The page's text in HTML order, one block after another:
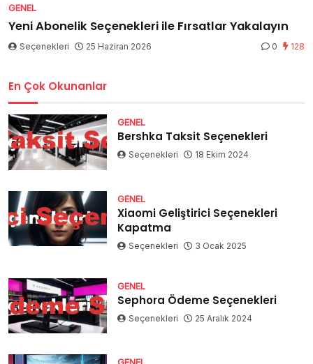
GENEL
Yeni Abonelik Seçenekleri ile Fırsatlar Yakalayın
Seçenekleri 25 Haziran 2026 0 128
En Çok Okunanlar
GENEL
Bershka Taksit Seçenekleri
Seçenekleri 18 Ekim 2024
GENEL
Xiaomi Geliştirici Seçenekleri
Kapatma
Seçenekleri 3 Ocak 2025
GENEL
Sephora Ödeme Seçenekleri
Seçenekleri 25 Aralık 2024